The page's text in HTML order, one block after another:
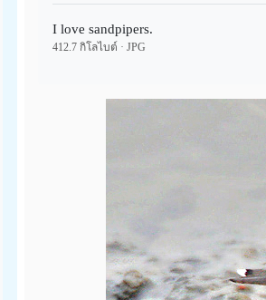
I love sandpipers.
412.7 กิโลไบต์ · JPG